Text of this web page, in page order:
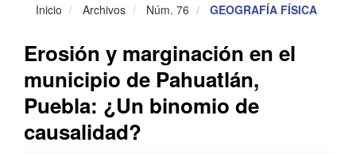
Inicio Archivos Núm. 76 GEOGRAFÍA FÍSICA
Erosión y marginación en el
municipio de Pahuatlán,
Puebla: ¿Un binomio de
causalidad?